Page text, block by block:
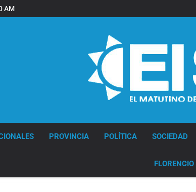
AM
PROVINCIA POLÍTICA SOCIEDAD